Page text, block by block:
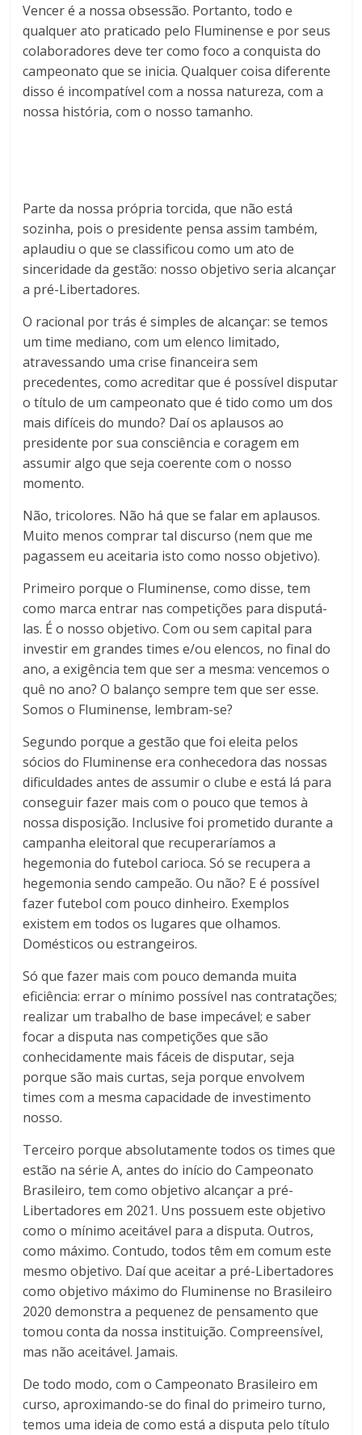
Vencer é a nossa obsessão. Portanto, todo e
qualquer ato praticado pelo Fluminense e por seus
colaboradores deve ter como foco a conquista do
campeonato que se inicia. Qualquer coisa diferente
disso é incompatível com a nossa natureza, com a
nossa história, com o nosso tamanho.
Parte da nossa própria torcida, que não está
sozinha, pois o presidente pensa assim também,
aplaudiu o que se classificou como um ato de
sinceridade da gestão: nosso objetivo seria alcançar
a pré-Libertadores.
O racional por trás é simples de alcançar: se temos
um time mediano, com um elenco limitado,
atravessando uma crise financeira sem
precedentes, como acreditar que é possível disputar
o título de um campeonato que é tido como um dos
mais difíceis do mundo? Daí os aplausos ao
presidente por sua consciência e coragem em
assumir algo que seja coerente com o nosso
momento.
Não, tricolores. Não há que se falar em aplausos.
Muito menos comprar tal discurso (nem que me
pagassem eu aceitaria isto como nosso objetivo).
Primeiro porque o Fluminense, como disse, tem
como marca entrar nas competições para disputá-
las. É o nosso objetivo. Com ou sem capital para
investir em grandes times e/ou elencos, no final do
ano, a exigência tem que ser a mesma: vencemos o
quê no ano? O balanço sempre tem que ser esse.
Somos o Fluminense, lembram-se?
Segundo porque a gestão que foi eleita pelos
sócios do Fluminense era conhecedora das nossas
dificuldades antes de assumir o clube e está lá para
conseguir fazer mais com o pouco que temos à
nossa disposição. Inclusive foi prometido durante a
campanha eleitoral que recuperaríamos a
hegemonia do futebol carioca. Só se recupera a
hegemonia sendo campeão. Ou não? E é possível
fazer futebol com pouco dinheiro. Exemplos
existem em todos os lugares que olhamos.
Domésticos ou estrangeiros.
Só que fazer mais com pouco demanda muita
eficiência: errar o mínimo possível nas contratações;
realizar um trabalho de base impecável; e saber
focar a disputa nas competições que são
conhecidamente mais fáceis de disputar, seja
porque são mais curtas, seja porque envolvem
times com a mesma capacidade de investimento
nosso.
Terceiro porque absolutamente todos os times que
estão na série A, antes do início do Campeonato
Brasileiro, tem como objetivo alcançar a pré-
Libertadores em 2021. Uns possuem este objetivo
como o mínimo aceitável para a disputa. Outros,
como máximo. Contudo, todos têm em comum este
mesmo objetivo. Daí que aceitar a pré-Libertadores
como objetivo máximo do Fluminense no Brasileiro
2020 demonstra a pequenez de pensamento que
tomou conta da nossa instituição. Compreensível,
mas não aceitável. Jamais.
De todo modo, com o Campeonato Brasileiro em
curso, aproximando-se do final do primeiro turno,
temos uma ideia de como está a disputa pelo título